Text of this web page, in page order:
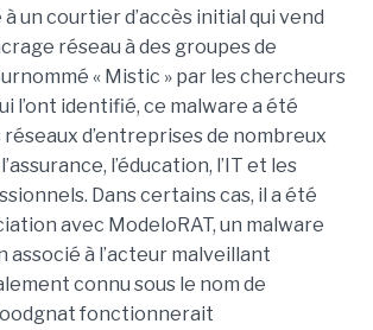
un courtier d’accès initial qui vend
réseau à des groupes de
« Mistic » par les chercheurs
l’ont identifié, ce malware a été
d’entreprises de nombreux
l’éducation, l’IT et les
Dans certains cas, il a été
avec ModeloRAT, un malware
à l’acteur malveillant
connu sous le nom de
fonctionnerait